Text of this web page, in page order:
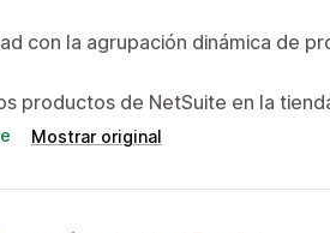
con la agrupación dinámica de
productos de NetSuite en la
Mostrar original